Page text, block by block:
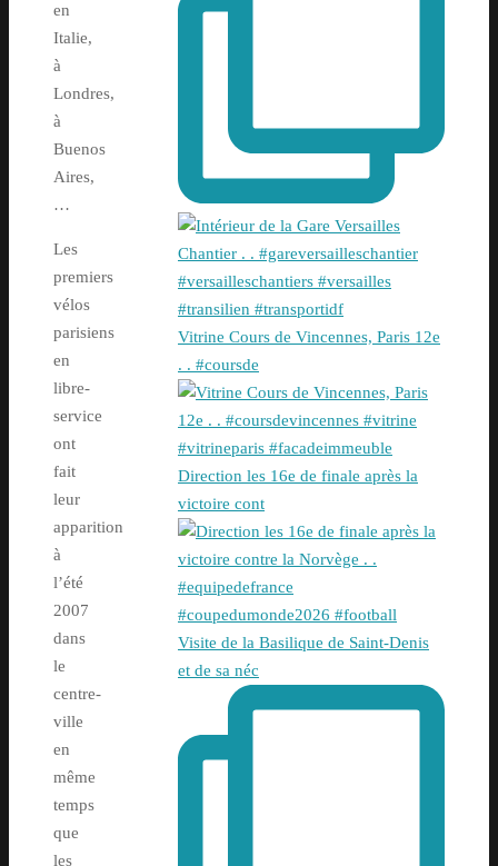
en
Italie,
à
Londres,
à
Buenos
Aires,
…
Les
premiers
vélos
parisiens
en
libre-
service
ont
fait
leur
apparition
à
l’été
2007
dans
le
centre-
ville
en
même
temps
que
les
Vitrine Cours de Vincennes, Paris 12e
. . #coursde
Direction les 16e de finale après la
victoire cont
Visite de la Basilique de Saint-Denis
et de sa néc